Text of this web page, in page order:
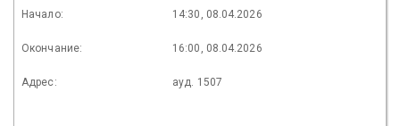
Начало: 14:30, 08.04.2026
Окончание: 16:00, 08.04.2026
Адрес: ауд. 1507